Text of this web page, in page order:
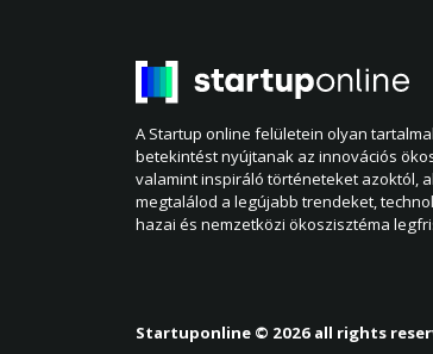
A Startup online felületein olyan
betekintést nyújtanak az innovációs
valamint inspiráló történeteket azoktól,
megtalálod a legújabb trendeket,
hazai és nemzetközi ökoszisztéma
Startuponline © 2026 all rights